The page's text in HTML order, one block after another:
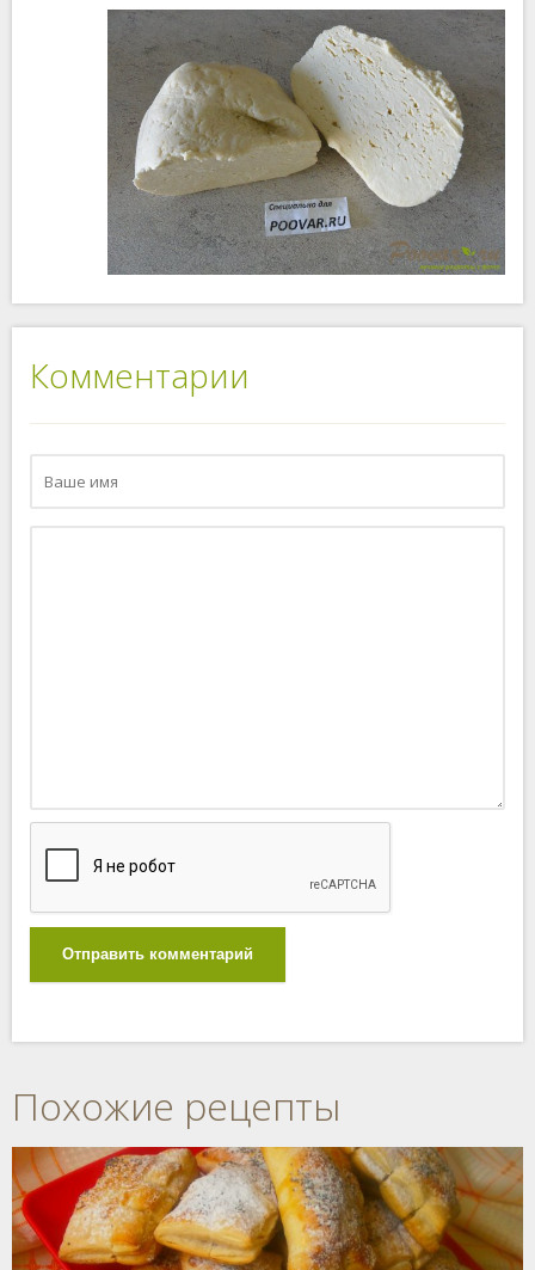
Комментарии
Отправить комментарий
Похожие рецепты